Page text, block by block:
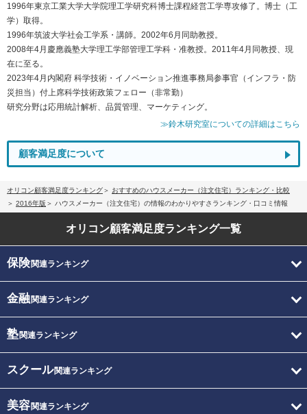
1996年東京工業大学大学院理工学研究科博士課程経営工学専攻修了。博士（工
学）取得。
1996年筑波大学社会工学系・講師。2002年6月同助教授。
2008年4月慶應義塾大学理工学部管理工学科・准教授。2011年4月同教授、現
在に至る。
2023年4月内閣府 科学技術・イノベーション推進事務局参事官（インフラ・防
災担当）付上席科学技術政策フェロー（非常勤）
研究分野は応用統計解析、品質管理、マーケティング。
≫鈴木研究室についての詳細はこちら
顧客満足度について
オリコン顧客満足度ランキング
おすすめのハウスメーカー（注文住宅）ランキング・比較
2016年版
ハウスメーカー（注文住宅）の情報のわかりやすさランキング・口コミ情報
オリコン顧客満足度ランキング一覧
保険関連ランキング
金融関連ランキング
塾関連ランキング
スクール関連ランキング
美容関連ランキング